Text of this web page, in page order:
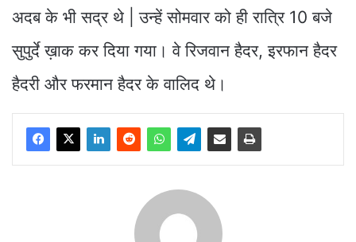
अदब के भी सद्र थे | उन्हें सोमवार को ही रात्रि 10 बजे
सुपुर्दे ख़ाक कर दिया गया। वे रिजवान हैदर, इरफान हैदर
हैदरी और फरमान हैदर के वालिद थे।